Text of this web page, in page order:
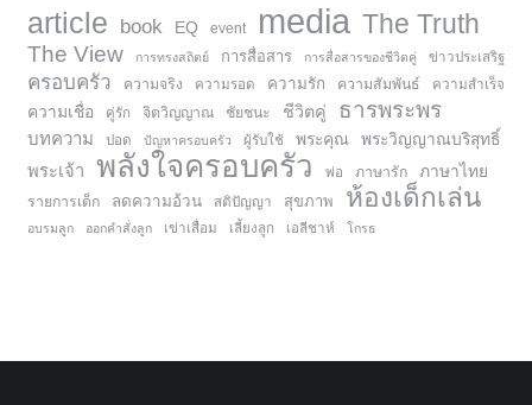
article book EQ event media The Truth
The View การทรงสถิตย์ การสื่อสาร การสื่อสารของชีวิตคู่ ข่าวประเสริฐ
ครอบครัว ความจริง ความรอด ความรัก ความสัมพันธ์ ความสำเร็จ
ความเชื่อ คู่รัก จิตวิญญาณ ชัยชนะ ชีวิตคู่ ธารพระพร
บทความ ปอด ปัญหาครอบครัว ผู้รับใช้ พระคุณ
พระวิญญาณบริสุทธิ์
พระเจ้า
พลังใจครอบครัว พ่อ ภาษารัก ภาษาไทย
รายการเด็ก ลดความอ้วน สติปัญญา สุขภาพ ห้องเด็กเล่น
อบรมลูก ออกคำสั่งลูก เข่าเสื่อม เลี้ยงลูก เอลีชาห์ โกรธ